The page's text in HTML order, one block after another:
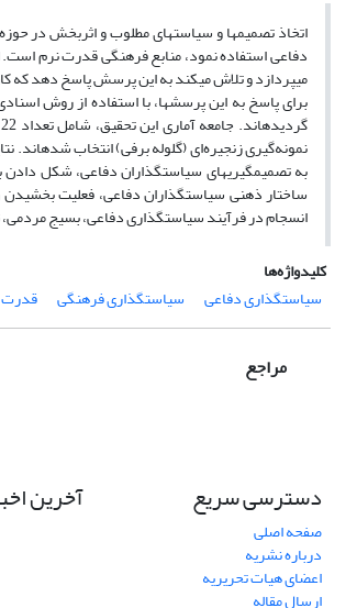
اتخاذ تصمیم­ها و سیاست­های مطلوب و اثربخش در
دفاعی استفاده نمود، منابع فرهنگی قدرت نرم
می­پردازد و تلاش می­کند به این پرسش­ پاسخ دهد که
برای پاسخ به این پرسش­ها، با استفاده از روش
نمونه‌گیری زنجیره‌ای (گلوله برفی) انتخاب شده­اند.
به تصمیم­گیری­های سیاستگذاران دفاعی، شکل
ساختار ذهنی سیاستگذاران دفاعی، فعلیت
انسجام­ در فرآیند سیاستگذاری دفاعی، بسیج مردمی،
کلیدواژه‌ها
سیاستگذاری دفاعی
سیاستگذاری فرهنگی قدرت
مراجع
دسترسی سریع
صفحه اصلی
درباره نشریه
اعضای هیات تحریریه
ارسال مقاله
آخرین